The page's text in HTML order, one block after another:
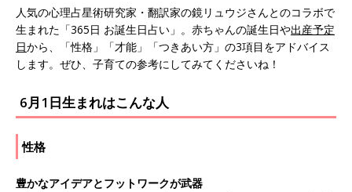
人気の心理占星術研究家・翻訳家の鏡リュウジさんとのコラボで
生まれた「365日 お誕生日占い」。赤ちゃんの誕生日や出産予定
日から、「性格」「才能」「つきあい方」の3項目をアドバイス
します。ぜひ、子育ての参考にしてみてくださいね！
6月1日生まれはこんな人
性格
豊かなアイデアとフットワークが武器